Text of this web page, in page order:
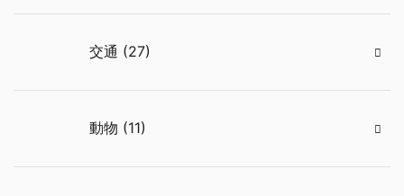
交通 (27)
動物 (11)